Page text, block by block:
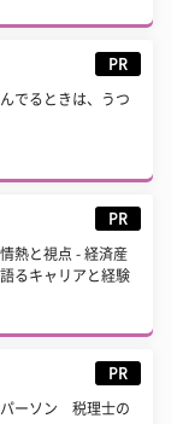
PR
でるときは、うつ
PR
熱と視点 - 経済産
るキャリアと経験
PR
ーソン 税理士の